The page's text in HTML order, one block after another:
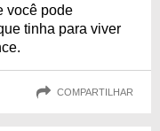
você pode
tinha para viver
COMPARTILHAR